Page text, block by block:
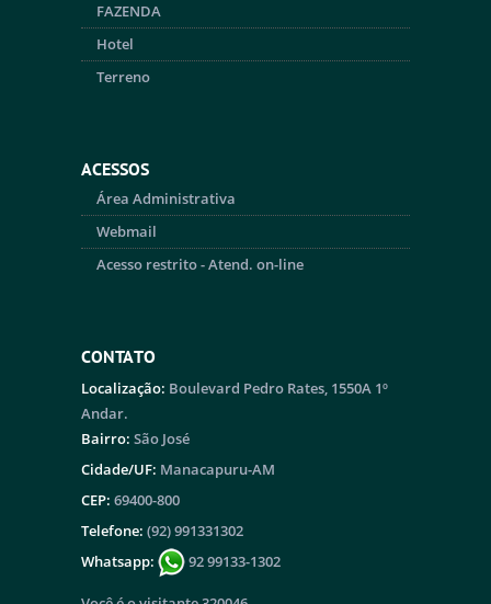
FAZENDA
Hotel
Terreno
ACESSOS
Área Administrativa
Webmail
Acesso restrito - Atend. on-line
CONTATO
Localização: Boulevard Pedro Rates, 1550A 1º
Andar.
Bairro: São José
Cidade/UF: Manacapuru-AM
CEP: 69400-800
Telefone: (92) 991331302
Whatsapp:
92 99133-1302